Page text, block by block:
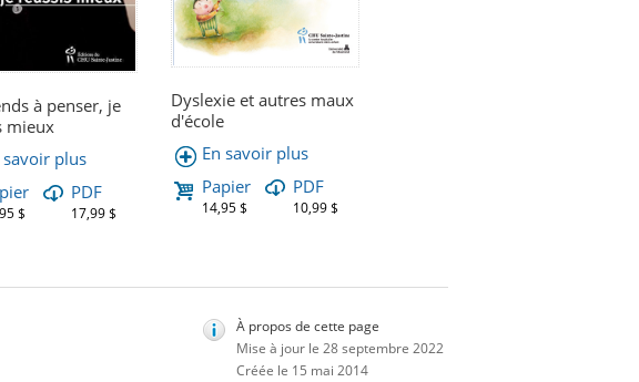
à penser, je
mieux
savoir plus
$
PDF
17,99 $
Dyslexie et autres maux
d'école
En savoir plus
Papier
14,95 $
PDF
10,99 $
À propos de cette page
Mise à jour le 28 septembre 2022
Créée le 15 mai 2014